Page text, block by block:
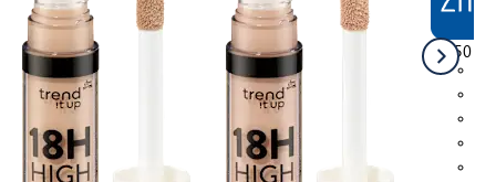
79,50 Kč